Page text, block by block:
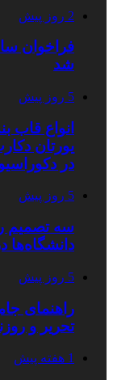
2 روز پیش
فراخوان
شد
5 روز پیش
انواع قاب
یورتان
در
5 روز پیش
سه تصمیم
دانشگاه‌ها
5 روز پیش
راهنمای
تحریر و
1 هفته پیش